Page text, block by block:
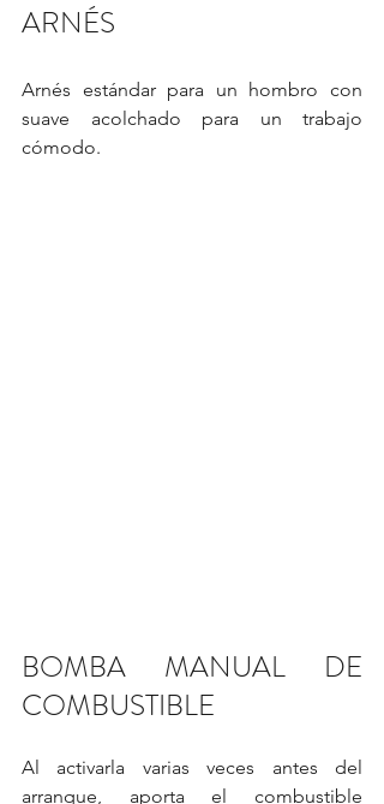
ARNÉS
Arnés estándar para un hombro con
suave acolchado para un trabajo
cómodo.
BOMBA MANUAL DE
COMBUSTIBLE
Al activarla varias veces antes del
arranque, aporta el combustible